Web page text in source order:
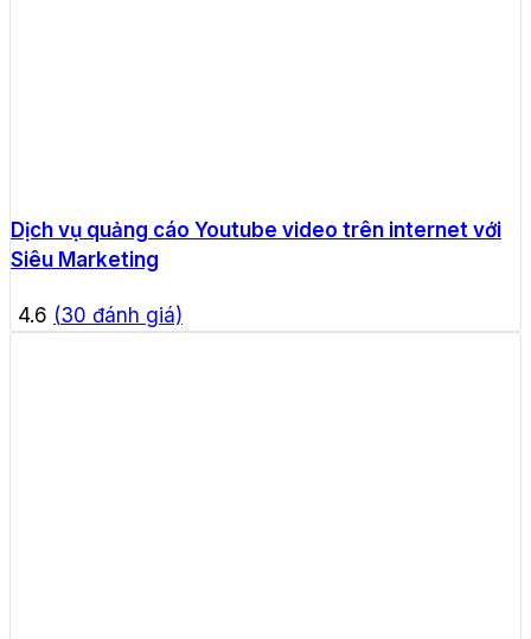
Dịch vụ quảng cáo Youtube video trên internet với
Siêu Marketing
4.6 (30 đánh giá)